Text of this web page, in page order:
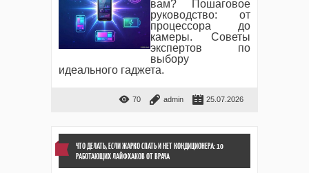
вам? Пошаговое
руководство: от
процессора до
камеры. Советы
экспертов по
выбору
идеального гаджета.
70 admin 25.07.2026
ЧТО ДЕЛАТЬ, ЕСЛИ ЖАРКО СПАТЬ И НЕТ КОНДИЦИОНЕРА: 10
РАБОТАЮЩИХ ЛАЙФХАКОВ ОТ ВРАЧА